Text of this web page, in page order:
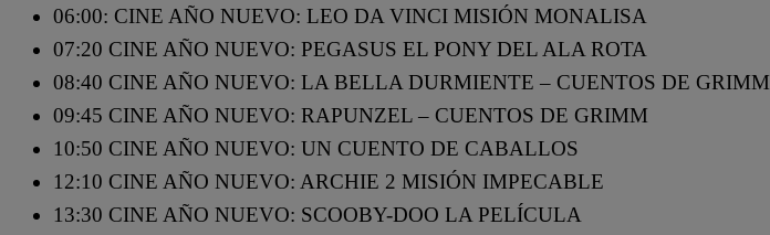
06:00: CINE AÑO NUEVO: LEO DA VINCI MISIÓN MONALISA
07:20 CINE AÑO NUEVO: PEGASUS EL PONY DEL ALA ROTA
08:40 CINE AÑO NUEVO: LA BELLA DURMIENTE – CUENTOS DE GRIMM
09:45 CINE AÑO NUEVO: RAPUNZEL – CUENTOS DE GRIMM
10:50 CINE AÑO NUEVO: UN CUENTO DE CABALLOS
12:10 CINE AÑO NUEVO: ARCHIE 2 MISIÓN IMPECABLE
13:30 CINE AÑO NUEVO: SCOOBY-DOO LA PELÍCULA